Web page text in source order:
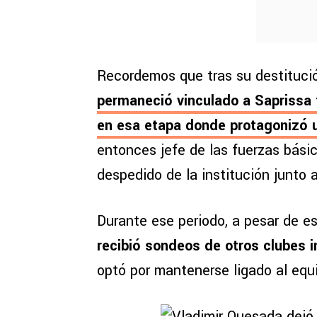
Recordemos que tras su
permaneció vinculado a
en esa etapa donde protagonizó
entonces jefe de las fuerzas
despedido de la institución junto
Durante ese periodo, a pesar de
recibió sondeos de otros clubes
optó por mantenerse ligado al